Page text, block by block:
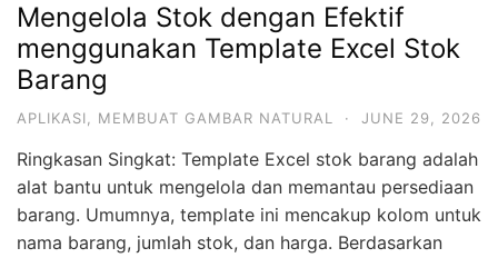
Mengelola Stok dengan Efektif
menggunakan Template Excel Stok
Barang
APLIKASI, MEMBUAT GAMBAR NATURAL · JUNE 29, 2026
Ringkasan Singkat: Template Excel stok barang adalah
alat bantu untuk mengelola dan memantau persediaan
barang. Umumnya, template ini mencakup kolom untuk
nama barang, jumlah stok, dan harga. Berdasarkan